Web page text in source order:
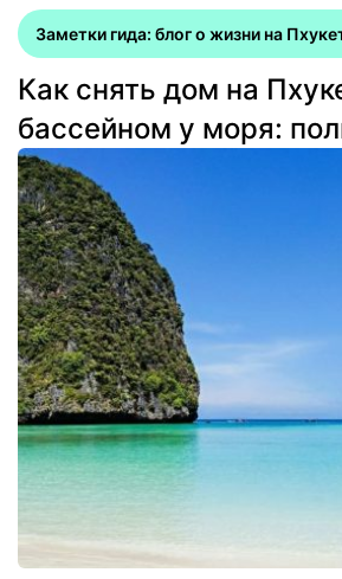
Заметки гида: блог о жизни на
Как снять дом на
бассейном у моря: